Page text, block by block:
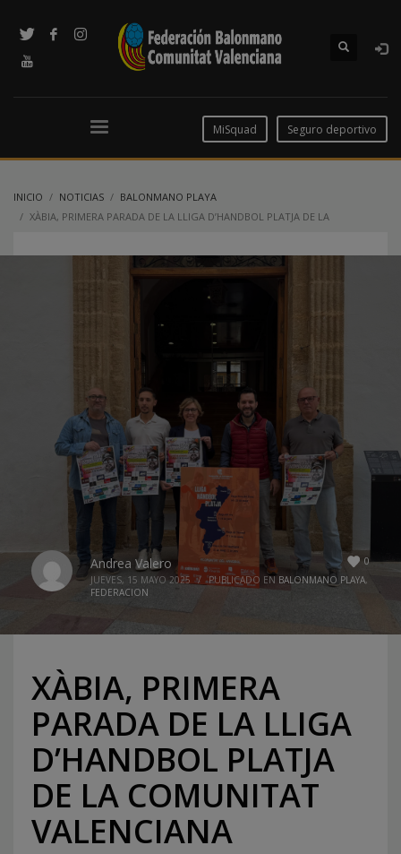
MiSquad Seguro deportivo
INICIO NOTICIAS
BALONMANO PLAYA
XÀBIA, PRIMERA PARADA DE LA LLIGA D’HANDBOL PLATJA DE LA
0
Andrea Valero
JUEVES, 15 MAYO 2025 / PUBLICADO EN BALONMANO PLAYA,
FEDERACION
XÀBIA, PRIMERA
PARADA DE LA LLIGA
D’HANDBOL PLATJA
DE LA COMUNITAT
VALENCIANA